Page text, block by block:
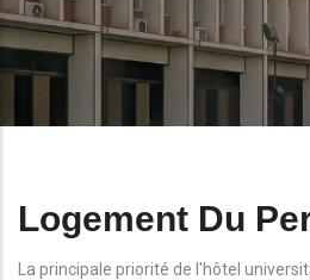
Logement Du
La principale priorité de l'hôtel